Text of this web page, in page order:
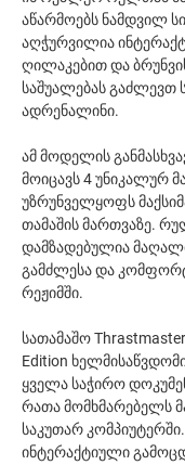
აწარმოებს ნამდვილ
აღჭურვილია
ღილაკებით და
საშუალებას
ადრენალინი.
ამ მოდელის
მოიცავს 4 უნიკალურ
უზრუნველყოფს
თამაშის მართვაზე.
დამზადებულია
გამძლესა და
რეჟიმში.
სათამაშო
Edition
ყველა საჭირო
რათა მომხმარებელს
საკუთარ
ინტერაქტიული